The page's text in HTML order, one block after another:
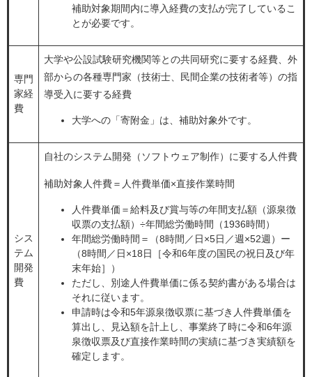
補助対象期間内に導入経費の支払が完了しているこ
とが必要です。
専門
家経
費
大学や公設試験研究機関等との共同研究に要する経費、外
部からの各種専門家（技術士、民間企業の技術者等）の指
導受入に要する経費
大学への「寄附金」は、補助対象外です。
シス
テム
開発
費
自社のシステム開発（ソフトウェア制作）に要する人件費
補助対象人件費＝人件費単価×直接作業時間
人件費単価＝給料及び賞与等の年間支払額（源泉徴
収票の支払額）÷年間総労働時間（1936時間）
年間総労働時間＝（8時間／日×5日／週×52週）ー
（8時間／日×18日［令和6年度の国民の祝日及び年
末年始］）
ただし、別途人件費単価に係る契約書がある場合は
それに従います。
申請時は令和5年源泉徴収票に基づき人件費単価を
算出し、見込額を計上し、事業終了時に令和6年源
泉徴収票及び直接作業時間の実績に基づき実績額を
確定します。